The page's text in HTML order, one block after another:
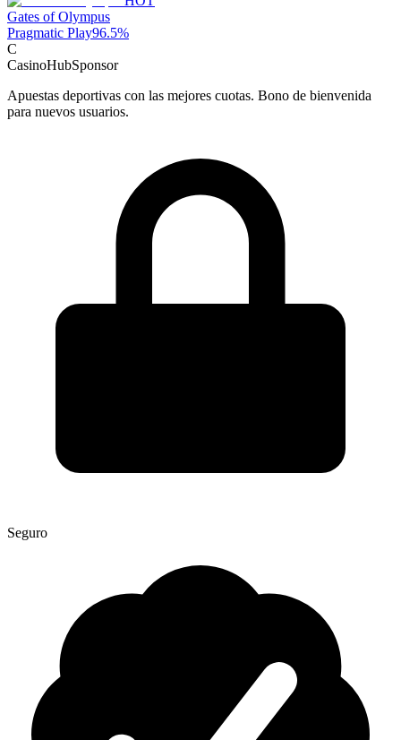
Gates of Olympus
Pragmatic Play96.5%
C
CasinoHubSponsor
Apuestas deportivas con las mejores cuotas. Bono de bienvenida
para nuevos usuarios.
Seguro